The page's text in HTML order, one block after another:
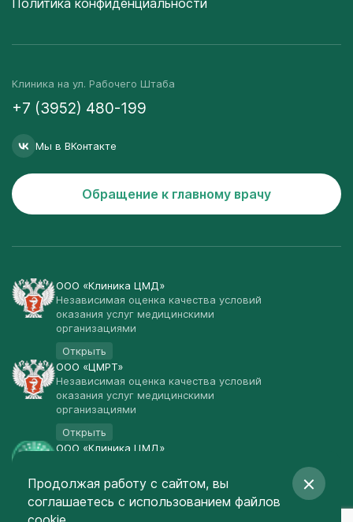
Политика конфиденциальности
Клиника на ул. Рабочего Штаба
+7 (3952) 480-199
Мы в ВКонтакте
Обращение к главному врачу
ООО «Клиника ЦМД»
Независимая оценка качества условий
оказания услуг медицинскими
организациями
Открыть
ООО «ЦМРТ»
Независимая оценка качества условий
оказания услуг медицинскими
организациями
Открыть
ООО «Клиника ЦМД»
Открыть
© Клиника ЦМД 2003-2026
Продолжая работу с сайтом, вы
соглашаетесь с использованием файлов